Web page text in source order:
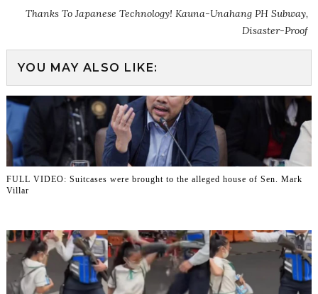
Thanks To Japanese Technology! Kauna-Unahang PH Subway,
Disaster-Proof
YOU MAY ALSO LIKE:
FULL VIDEO: Suitcases were brought to the alleged house of Sen. Mark
Villar